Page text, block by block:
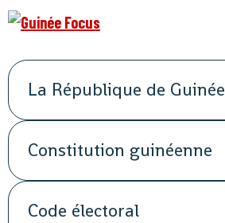
La République de Guinée
Constitution guinéenne
Code électoral